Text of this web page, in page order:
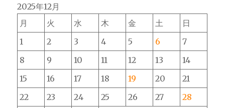
2025年12月
月
火 水 木 金 土
日
1
2 3 4 5 6
7
8
9 10 11 12 13
14
15
16 17 18 19 20
21
22
23 24 25 26 27
28